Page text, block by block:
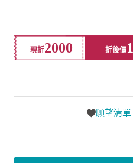
現折2000 折後價
願望清單